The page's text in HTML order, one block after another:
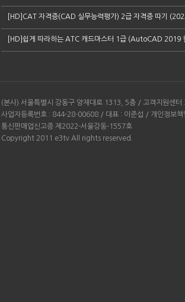
[HD]CAT 자격증(CAD 실무능력평가) 2급 자격증 따기
[HD]쉽게 따라하는 ATC 캐드마스터 1급 (AutoCAD 2019
(본사) 서울특별시 강동구 양재대로 1313, 5층 / 고객지원센
사업자등록번호 : 844-28-00608 / 대표 : 이준섭 / 개인정보책
통신판매업신고증 제2022-서울강동-1557호
Copyright 2011 e3tv All rights reserved.